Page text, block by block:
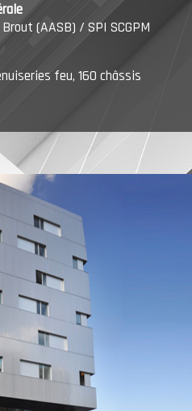
(AASB) / SPI SCGPM
feu, 160 châssis